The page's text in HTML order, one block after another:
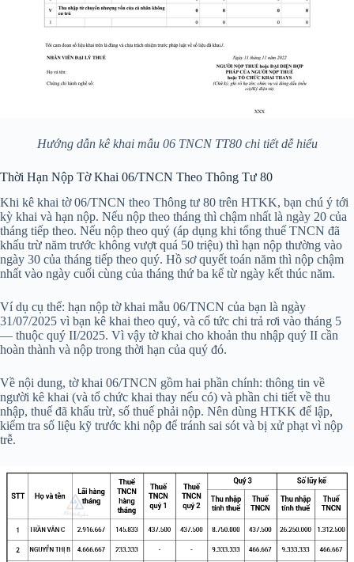
Hướng dẫn kê khai mẫu 06 TNCN TT80 chi tiết dễ hiểu
Thời Hạn Nộp Tờ Khai 06/TNCN Theo Thông Tư 80
Khi kê khai tờ 06/TNCN theo Thông tư 80 trên HTKK, bạn chú ý tới
kỳ khai và hạn nộp. Nếu nộp theo tháng thì chậm nhất là ngày 20 của
tháng tiếp theo. Nếu nộp theo quý (áp dụng khi tổng thuế TNCN đã
khấu trừ năm trước không vượt quá 50 triệu) thì hạn nộp thường vào
ngày 30 của tháng tiếp theo quý. Hồ sơ quyết toán năm thì nộp chậm
nhất vào ngày cuối cùng của tháng thứ ba kể từ ngày kết thúc năm.
Ví dụ cụ thể: hạn nộp tờ khai mẫu 06/TNCN của bạn là ngày
31/07/2025 vì bạn kê khai theo quý, và cổ tức chi trả rơi vào tháng 5
— thuộc quý II/2025. Vì vậy tờ khai cho khoản thu nhập quý II cần
hoàn thành và nộp trong thời hạn của quý đó.
Về nội dung, tờ khai 06/TNCN gồm hai phần chính: thông tin về
người kê khai (và tổ chức khai thay nếu có) và phần chi tiết về thu
nhập, thuế đã khấu trừ, số thuế phải nộp. Nên dùng HTKK để lập,
kiểm tra số liệu kỹ trước khi nộp để tránh sai sót và bị xử phạt vì nộp
trễ.